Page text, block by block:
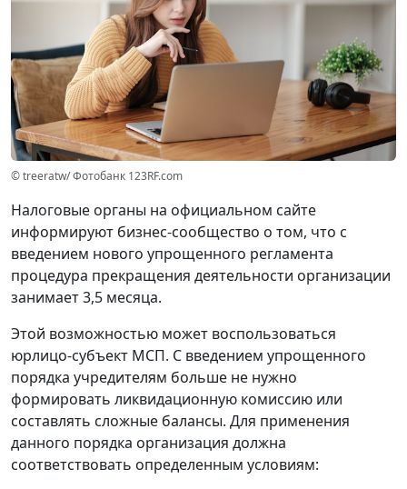
© treeratw/ Фотобанк 123RF.com
Налоговые органы на официальном сайте
информируют бизнес-сообщество о том, что с
введением нового упрощенного регламента
процедура прекращения деятельности организации
занимает 3,5 месяца.
Этой возможностью может воспользоваться
юрлицо-субъект МСП. С введением упрощенного
порядка учредителям больше не нужно
формировать ликвидационную комиссию или
составлять сложные балансы. Для применения
данного порядка организация должна
соответствовать определенным условиям: